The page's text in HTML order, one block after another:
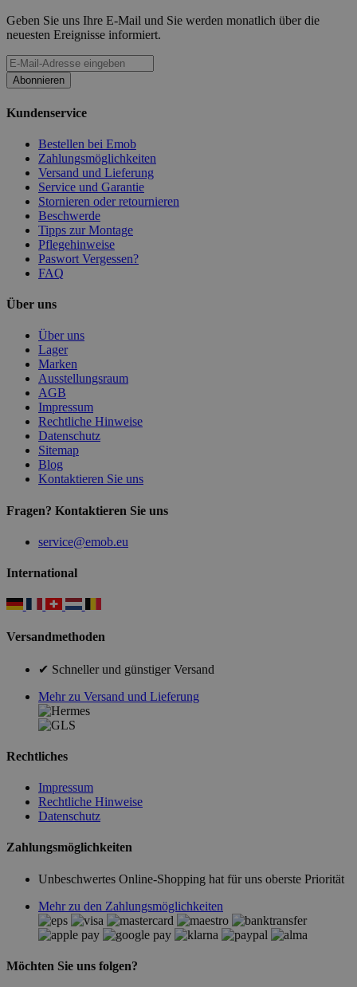
Geben Sie uns Ihre E-Mail und Sie werden monatlich über die
neuesten Ereignisse informiert.
Abonnieren
Kundenservice
Bestellen bei Emob
Zahlungsmöglichkeiten
Versand und Lieferung
Service und Garantie
Stornieren oder retournieren
Beschwerde
Tipps zur Montage
Pflegehinweise
Paswort Vergessen?
FAQ
Über uns
Über uns
Lager
Marken
Ausstellungsraum
AGB
Impressum
Rechtliche Hinweise
Datenschutz
Sitemap
Blog
Kontaktieren Sie uns
Fragen? Kontaktieren Sie uns
service@emob.eu
International
Versandmethoden
✔ Schneller und günstiger Versand
Mehr zu Versand und Lieferung
Rechtliches
Impressum
Rechtliche Hinweise
Datenschutz
Zahlungsmöglichkeiten
Unbeschwertes Online-Shopping hat für uns oberste Priorität
Mehr zu den Zahlungsmöglichkeiten
Möchten Sie uns folgen?